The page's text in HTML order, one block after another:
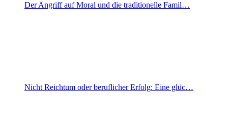
Der Angriff auf Moral und die traditionelle Famil…
Nicht Reichtum oder beruflicher Erfolg: Eine glüc…